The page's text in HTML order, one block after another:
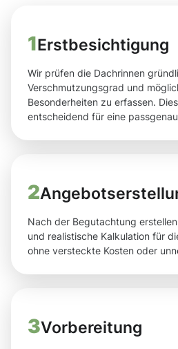
1Erstbesichtigung
Wir prüfen die Dachrinnen
Verschmutzungsgrad und
Besonderheiten zu erfassen.
entscheidend für eine
2
Nach der Begutachtung
und realistische Kalkulation für
ohne versteckte Kosten oder
3Vorbereitung